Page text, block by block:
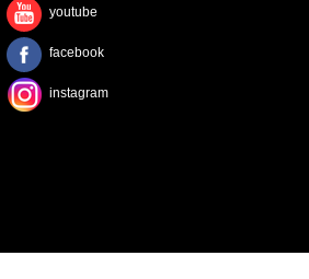
youtube
facebook
instagram